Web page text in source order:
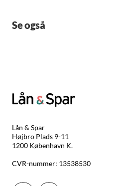
Se også
Lån & Spar
Højbro Plads 9-11
1200 København K.
CVR-nummer: 13538530